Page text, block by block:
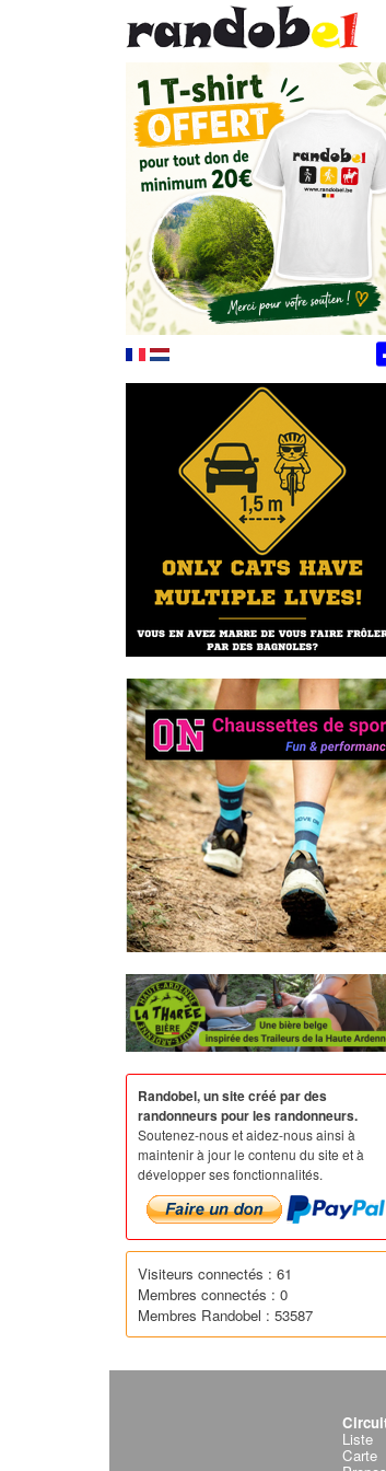
Randobel, un site créé par des
randonneurs pour les randonneurs.
Soutenez-nous et aidez-nous ainsi à
maintenir à jour le contenu du site et à
développer ses fonctionnalités.
Visiteurs connectés : 61
Membres connectés : 0
Membres Randobel : 53587
Liste
Carte